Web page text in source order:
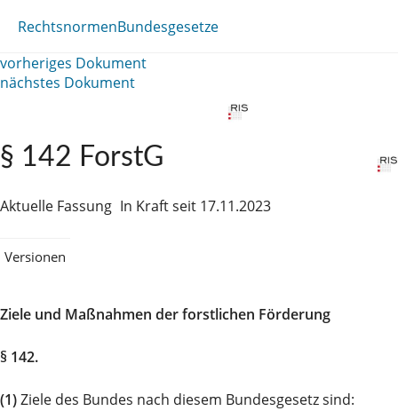
RechtsnormenBundesgesetze
vorheriges Dokument
nächstes Dokument
§ 142 ForstG
Aktuelle Fassung In Kraft seit 17.11.2023
Versionen
Ziele und Maßnahmen der forstlichen Förderung
§ 142.
(1)Ziele des Bundes nach diesem Bundesgesetz sind: